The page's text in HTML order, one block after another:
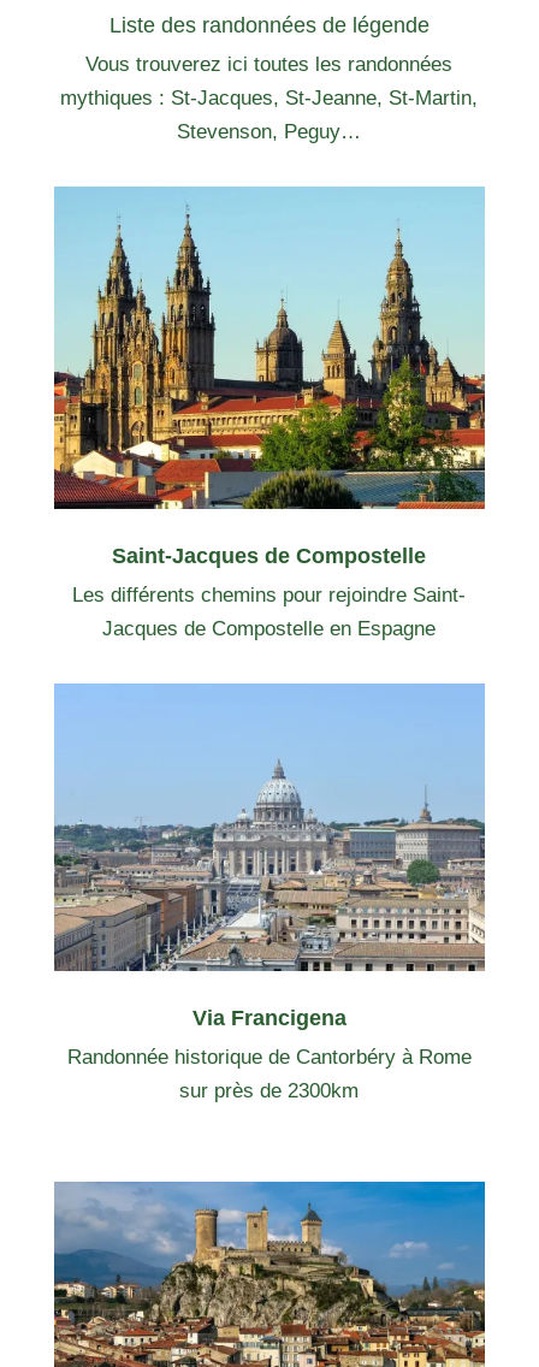
Liste des randonnées de légende
Vous trouverez ici toutes les randonnées
mythiques : St-Jacques, St-Jeanne, St-Martin,
Stevenson, Peguy…
Saint-Jacques de Compostelle
Les différents chemins pour rejoindre Saint-
Jacques de Compostelle en Espagne
Via Francigena
Randonnée historique de Cantorbéry à Rome
sur près de 2300km